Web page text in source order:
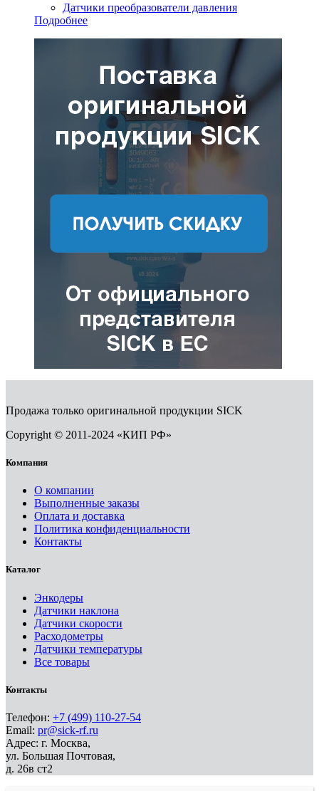
Датчики преобразователи давления
Подробнее
Продажа только оригинальной продукции SICK
Copyright © 2011-2024 «КИП РФ»
Компания
О компании
Выполненные заказы
Оплата и доставка
Политика конфиденциальности
Контакты
Каталог
Энкодеры
Датчики наклона
Датчики скорости
Расходометры
Датчики температуры
Все товары
Контакты
Телефон: +7 (499) 110-27-54
Email: pr@sick-rf.ru
Адрес: г. Москва,
ул. Большая Почтовая,
д. 26в ст2